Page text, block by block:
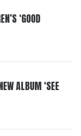
‘GOOD
ALBUM ‘SEE